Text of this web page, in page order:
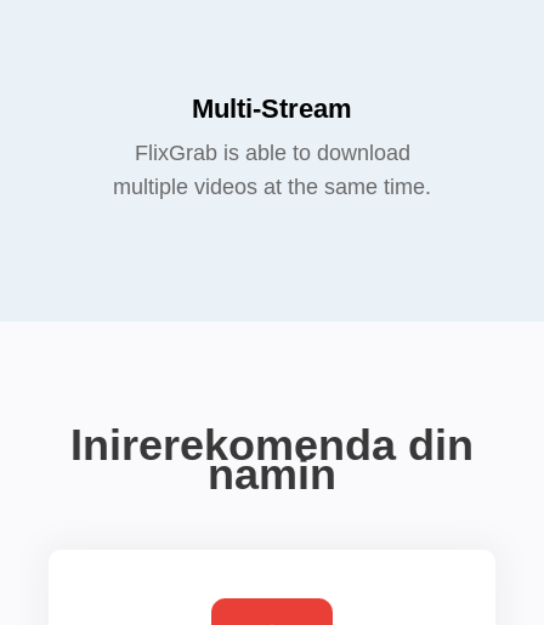
Multi-Stream
FlixGrab is able to download
multiple videos at the same time.
Inirerekomenda din
namin